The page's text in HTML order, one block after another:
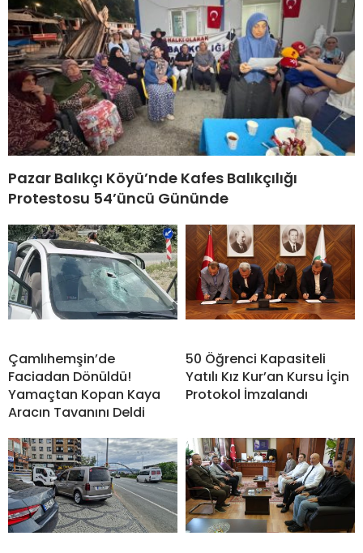
Pazar Balıkçı Köyü’nde Kafes Balıkçılığı
Protestosu 54’üncü Gününde
Çamlıhemşin’de
Faciadan Dönüldü!
Yamaçtan Kopan Kaya
Aracın Tavanını Deldi
50 Öğrenci Kapasiteli
Yatılı Kız Kur’an Kursu İçin
Protokol İmzalandı